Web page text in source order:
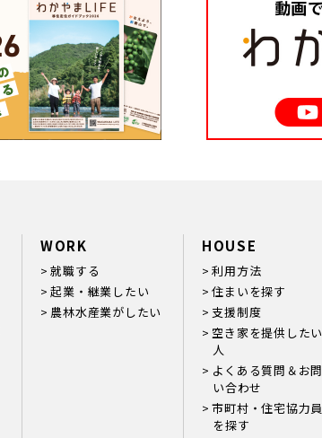
WORK
就職する
起業・継業したい
農林水産業がしたい
HOUSE
利用方法
住まいを探す
支援制度
空き家を提供したい
人
よくある質問＆お問
い合わせ
市町村・住宅協力員
を探す